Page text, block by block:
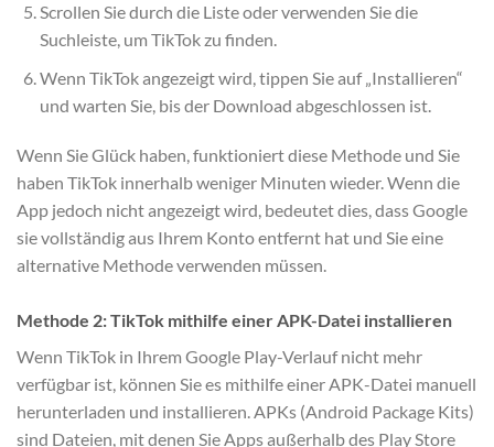
Scrollen Sie durch die Liste oder verwenden Sie die
Suchleiste, um TikTok zu finden.
Wenn TikTok angezeigt wird, tippen Sie auf „Installieren“
und warten Sie, bis der Download abgeschlossen ist.
Wenn Sie Glück haben, funktioniert diese Methode und Sie
haben TikTok innerhalb weniger Minuten wieder. Wenn die
App jedoch nicht angezeigt wird, bedeutet dies, dass Google
sie vollständig aus Ihrem Konto entfernt hat und Sie eine
alternative Methode verwenden müssen.
Methode 2: TikTok mithilfe einer APK-Datei installieren
Wenn TikTok in Ihrem Google Play-Verlauf nicht mehr
verfügbar ist, können Sie es mithilfe einer APK-Datei manuell
herunterladen und installieren. APKs (Android Package Kits)
sind Dateien, mit denen Sie Apps außerhalb des Play Store